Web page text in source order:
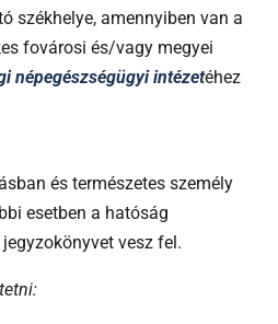
székhelye, amennyiben van a
fovárosi és/vagy megyei
népegészségügyi intézetéhez
és természetes személy
esetben a hatóság
vesz fel.